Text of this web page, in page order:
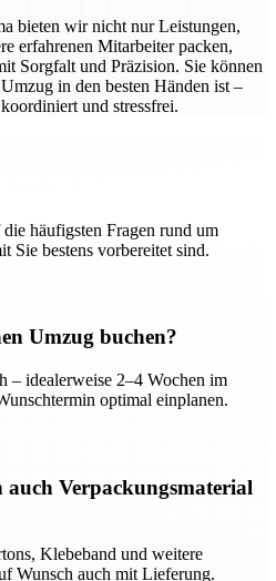
bieten wir nicht nur Leistungen,
erfahrenen Mitarbeiter packen,
Sorgfalt und Präzision. Sie können
in den besten Händen ist –
und stressfrei.
häufigsten Fragen rund um
Sie bestens vorbereitet sind.
Umzug buchen?
– idealerweise 2–4 Wochen im
optimal einplanen.
Verpackungsmaterial
Klebeband und weitere
Wunsch auch mit Lieferung.